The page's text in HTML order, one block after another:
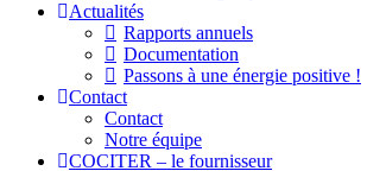
Actualités
Rapports annuels
Documentation
Passons à une énergie positive !
Contact
Contact
Notre équipe
COCITER – le fournisseur